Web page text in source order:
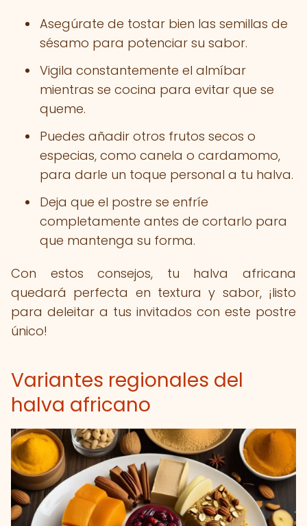
Asegúrate de tostar bien las semillas de
sésamo para potenciar su sabor.
Vigila constantemente el almíbar
mientras se cocina para evitar que se
queme.
Puedes añadir otros frutos secos o
especias, como canela o cardamomo,
para darle un toque personal a tu halva.
Deja que el postre se enfríe
completamente antes de cortarlo para
que mantenga su forma.
Con estos consejos, tu halva africana
quedará perfecta en textura y sabor, ¡listo
para deleitar a tus invitados con este postre
único!
Variantes regionales del
halva africano